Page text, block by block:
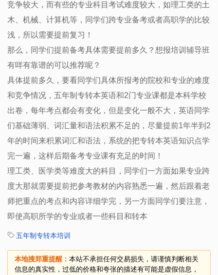
竞争较大，而有些的专业科目考试难度较大，如理工类的土
木、机械、计算机等，同学们跨专业备考或者高职学的比较
浅，所以需要提前复习！
那么，同学们提前备考具体需要提前多久？想报培训辅导班
有咩有靠谱的可以推荐呢？
具体提前多久，要看同学们具体所报考的院校和专业的难度
和竞争情况，五年制专转本英语和2门专业课都是本科学校
出卷，每年考点都会有变化，但是变化一般不大，英语同学
们基础薄弱、词汇量和语法积累不足的，尽量提前1年半到2
年的时间来积累词汇和语法，系统的把专转本英语知识点学
完一遍，这样后期备考专业课有充足的时间！
理工类、医学类等难度大的科目，同学们一方面如果专业跨
度大那就需要提前把参考教材的内容熟悉一遍，然后跟着老
师把重点的考点和内容详细学完，另一方面同学们要注意，
即使高职所学的专业或者一些科目和转本
五年制专转本培训
本地搜郑重提醒： 本站不承担任何交易损失，请谨慎判断相关
信息的真实性，过低的价格和夸张的描述有可能是虚假信息，